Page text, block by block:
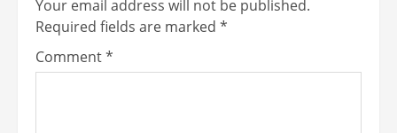
Your email address will not be published.
Required fields are marked *
Comment*